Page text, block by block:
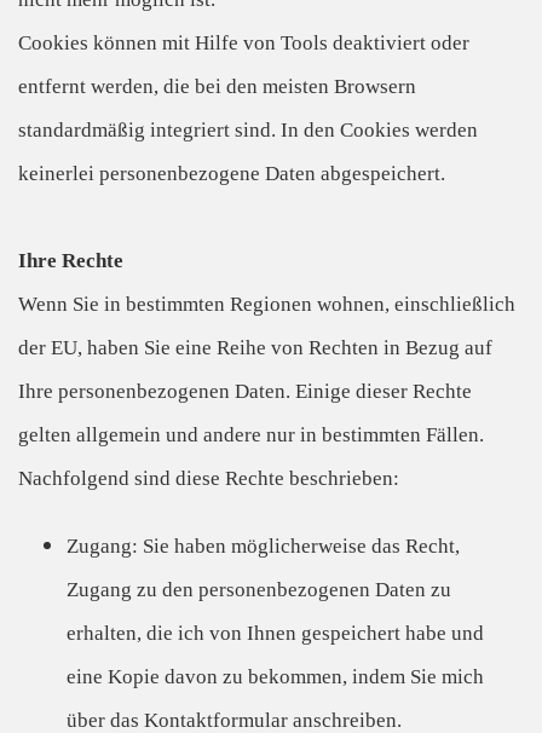
Cookies können mit Hilfe von Tools deaktiviert oder
entfernt werden, die bei den meisten Browsern
standardmäßig integriert sind. In den Cookies werden
keinerlei personenbezogene Daten abgespeichert.
Ihre Rechte
Wenn Sie in bestimmten Regionen wohnen, einschließlich
der EU, haben Sie eine Reihe von Rechten in Bezug auf
Ihre personenbezogenen Daten. Einige dieser Rechte
gelten allgemein und andere nur in bestimmten Fällen.
Nachfolgend sind diese Rechte beschrieben:
Zugang: Sie haben möglicherweise das Recht,
Zugang zu den personenbezogenen Daten zu
erhalten, die ich von Ihnen gespeichert habe und
eine Kopie davon zu bekommen, indem Sie mich
über das Kontaktformular anschreiben.